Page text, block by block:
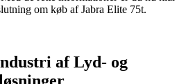
om køb af Jabra Elite 75t.
af Lyd- og